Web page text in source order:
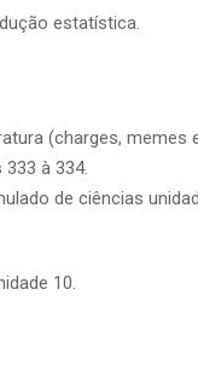
estatística.
(charges, memes
à 334.
de ciências
10.